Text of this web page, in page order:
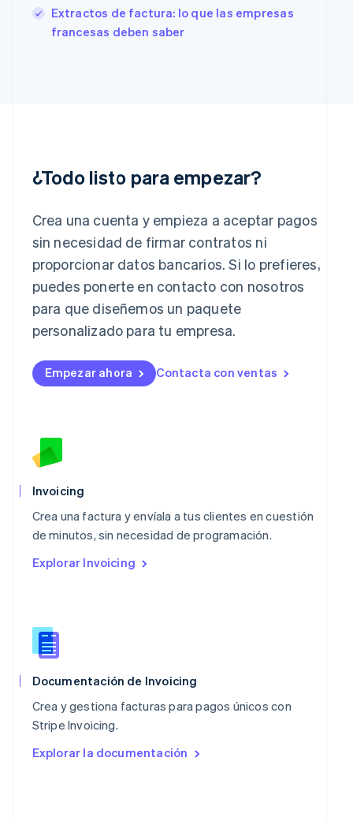
Extractos de factura: lo que las empresas
francesas deben saber
¿Todo listo para empezar?
Crea una cuenta y empieza a aceptar pagos
sin necesidad de firmar contratos ni
proporcionar datos bancarios. Si lo prefieres,
puedes ponerte en contacto con nosotros
para que diseñemos un paquete
personalizado para tu empresa.
Empezar ahora Contacta con ventas
Invoicing
Crea una factura y envíala a tus clientes en cuestión
de minutos, sin necesidad de programación.
Explorar Invoicing
Documentación de Invoicing
Crea y gestiona facturas para pagos únicos con
Stripe Invoicing.
Explorar la documentación
FrançaisEnglish
Gibraltar
English
Japón
日本語English
Letonia
Liechtenstein
Deutsch English
Lituania
Luxemburgo
FrançaisDeutschEnglish
Malasia
English
México
Español
Noruega
English
Nueva Zelandia
English
Países Bajos
NederlandsEnglish
Português
RAE de Hong Kong, China
English
Reino Unido
República Checa
English
English